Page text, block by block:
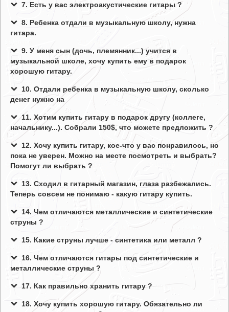
7. Есть у вас электроакустические гитары ?
8. Ребенка отдали в музыкальную школу, нужна
гитара.
9. У меня сын (дочь, племянник...) учится в
музыкальной школе, хочу купить ему в подарок
хорошую гитару.
10. Отдали ребенка в музыкальную школу, сколько
денег нужно на
11. Хотим купить гитару в подарок другу (коллеге,
начальнику...). Собрали 150$, что можете предложить ?
12. Хочу купить гитару, кое-что у вас понравилось, но
пока не уверен. Можно на месте посмотреть и выбрать?
Помогут ли выбрать ?
13. Сходил в гитарный магазин, глаза разбежались.
Теперь совсем не понимаю - какую гитару купить.
14. Чем отличаются металлические и синтетические
струны ?
15. Какие струны лучше - синтетика или металл ?
16. Чем отличаются гитары под синтетические и
металлические струны ?
17. Как правильно хранить гитару ?
18. Хочу купить хорошую гитару. Обязательно ли